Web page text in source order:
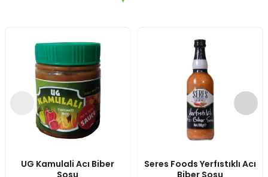
UG Kamulali Acı Biber
Sosu
Seres Foods Yerfıstıklı Acı
Biber Sosu